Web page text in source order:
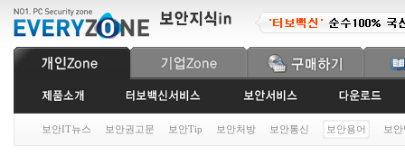
보안IT뉴스 보안권고문 보안Tip 보안처방 보안통신 보안용어 보